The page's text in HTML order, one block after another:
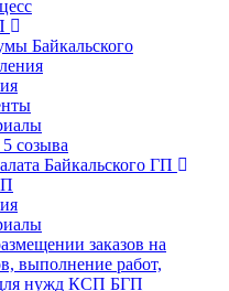
Байкальского
созыва
Байкальского ГП
заказов на
выполнение работ,
для нужд КСП БГП